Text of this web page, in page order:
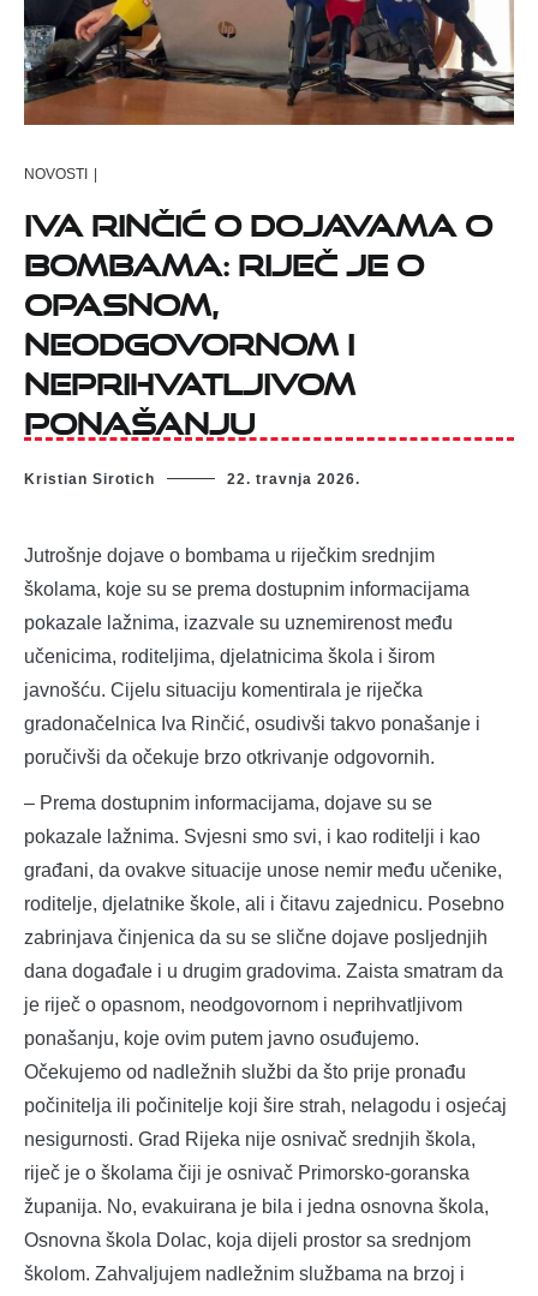
NOVOSTI |
Iva Rinčić o dojavama o
bombama: Riječ je o
opasnom,
neodgovornom i
neprihvatljivom
ponašanju
Kristian Sirotich 22. travnja 2026.
Jutrošnje dojave o bombama u riječkim srednjim
školama, koje su se prema dostupnim informacijama
pokazale lažnima, izazvale su uznemirenost među
učenicima, roditeljima, djelatnicima škola i širom
javnošću. Cijelu situaciju komentirala je riječka
gradonačelnica Iva Rinčić, osudivši takvo ponašanje i
poručivši da očekuje brzo otkrivanje odgovornih.
– Prema dostupnim informacijama, dojave su se
pokazale lažnima. Svjesni smo svi, i kao roditelji i kao
građani, da ovakve situacije unose nemir među učenike,
roditelje, djelatnike škole, ali i čitavu zajednicu. Posebno
zabrinjava činjenica da su se slične dojave posljednjih
dana događale i u drugim gradovima. Zaista smatram da
je riječ o opasnom, neodgovornom i neprihvatljivom
ponašanju, koje ovim putem javno osuđujemo.
Očekujemo od nadležnih službi da što prije pronađu
počinitelja ili počinitelje koji šire strah, nelagodu i osjećaj
nesigurnosti. Grad Rijeka nije osnivač srednjih škola,
riječ je o školama čiji je osnivač Primorsko-goranska
županija. No, evakuirana je bila i jedna osnovna škola,
Osnovna škola Dolac, koja dijeli prostor sa srednjom
školom. Zahvaljujem nadležnim službama na brzoj i